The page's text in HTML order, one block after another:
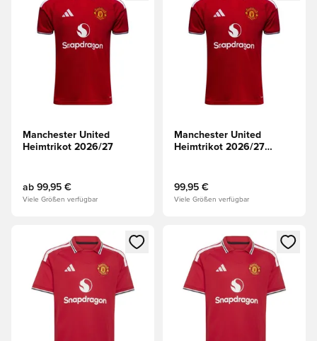
Manchester United
Heimtrikot 2026/27
ab 99,95 €
Viele Größen verfügbar
Manchester United
Heimtrikot 2026/27
99,95 €
Viele Größen verfügbar
Öffnet ein neues Fenster zum Anmelden oder Registrieren
Öffnet ein neues Fenster